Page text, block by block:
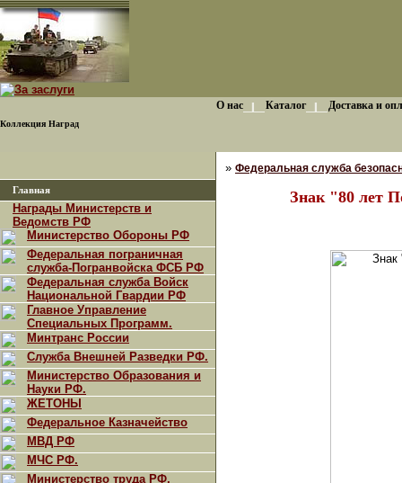
Коллекция Наград
О нас Каталог Доставка и
Главная
Награды Министерств и
Ведомств РФ
Министерство Обороны РФ
Федеральная пограничная
служба-Погранвойска ФСБ РФ
Федеральная служба Войск
Национальной Гвардии РФ
Главное Управление
Специальных Программ.
Минтранс России
Служба Внешней Разведки РФ.
Министерство Образования и
Науки РФ.
ЖЕТОНЫ
Федеральное Казначейство
МВД РФ
МЧС РФ.
Министерство труда РФ.
» Федеральная служба
Знак "80 лет